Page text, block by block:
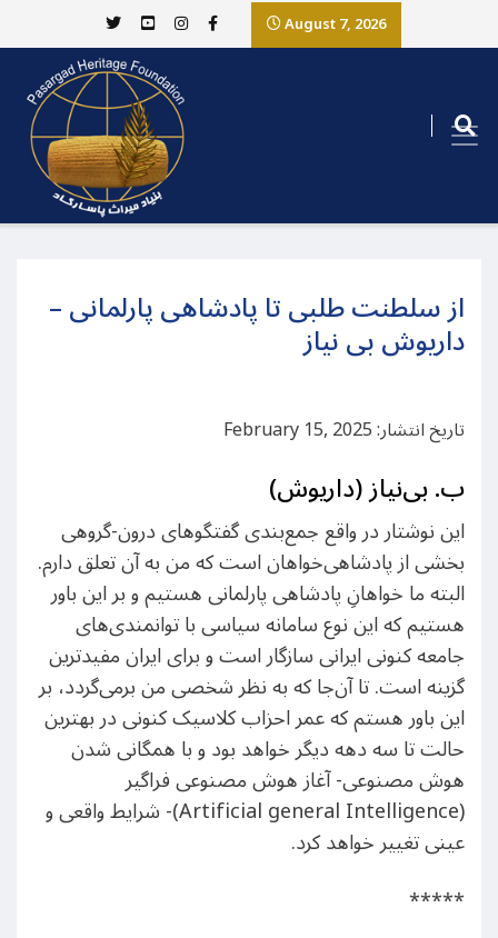
August 7, 2026
از سلطنت طلبی تا پادشاهی پارلمانی –
داریوش بی نیاز
تاریخ انتشار: February 15, 2025
ب. بی‌نیاز (داریوش)
این نوشتار در واقع جمع‌بندی گفتگوهای درون-گروهی
بخشی از پادشاهی‌خواهان است که من به آن تعلق دارم.
البته ما خواهانِ پادشاهی‌ پارلمانی هستیم و بر این باور
هستیم که این نوع سامانه سیاسی با توانمندی‌های
جامعه کنونی ایرانی سازگار است و برای ایران مفیدترین
گزینه است. تا آن‌جا که به نظر شخصی من برمی‌گردد، بر
این باور هستم که عمر احزاب کلاسیک کنونی در بهترین
حالت تا سه دهه دیگر خواهد بود و با همگانی شدن
هوش مصنوعی- آغاز هوش مصنوعی فراگیر
(Artificial general Intelligence)- شرایط واقعی و
عینی تغییر خواهد کرد.
*****